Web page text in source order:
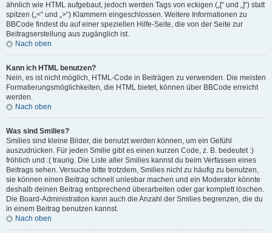
ähnlich wie HTML aufgebaut, jedoch werden Tags von eckigen („[“ und „]“) statt
spitzen („<“ und „>“) Klammern eingeschlossen. Weitere Informationen zu
BBCode findest du auf einer speziellen Hilfe-Seite, die von der Seite zur
Beitragserstellung aus zugänglich ist.
Nach oben
Kann ich HTML benutzen?
Nein, es ist nicht möglich, HTML-Code in Beiträgen zu verwenden. Die meisten
Formatierungsmöglichkeiten, die HTML bietet, können über BBCode erreicht
werden.
Nach oben
Was sind Smilies?
Smilies sind kleine Bilder, die benutzt werden können, um ein Gefühl
auszudrücken. Für jeden Smilie gibt es einen kurzen Code, z. B. bedeutet :)
fröhlich und :( traurig. Die Liste aller Smilies kannst du beim Verfassen eines
Beitrags sehen. Versuche bitte trotzdem, Smilies nicht zu häufig zu benutzen,
sie können einen Beitrag schnell unlesbar machen und ein Moderator könnte
deshalb deinen Beitrag entsprechend überarbeiten oder gar komplett löschen.
Die Board-Administration kann auch die Anzahl der Smilies begrenzen, die du
in einem Beitrag benutzen kannst.
Nach oben